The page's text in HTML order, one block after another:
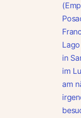
in
im
am